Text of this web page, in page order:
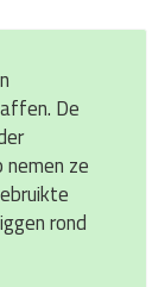
De
ze
rond